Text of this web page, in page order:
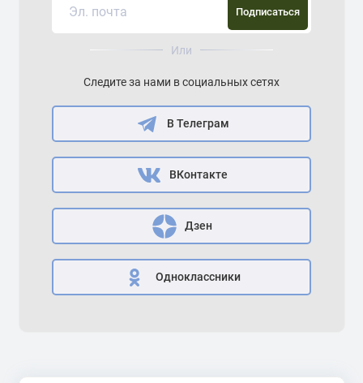
Подписаться
Или
Следите за нами в социальных сетях
В Телеграм
ВКонтакте
Дзен
Одноклассники